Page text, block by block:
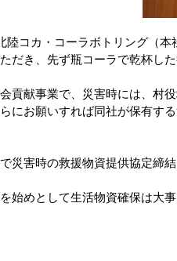
陸コカ・コーラボトリング（
だき、先ず瓶コーラで乾杯した
貢献事業で、災害時には、村
にお願いすれば同社が保有す
災害時の救援物資提供協定締
始めとして生活物資確保は大